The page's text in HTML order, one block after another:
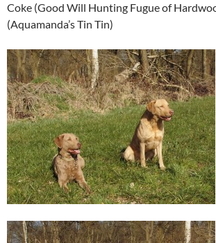
Coke (Good Will Hunting Fugue of
(Aquamanda’s Tin Tin)